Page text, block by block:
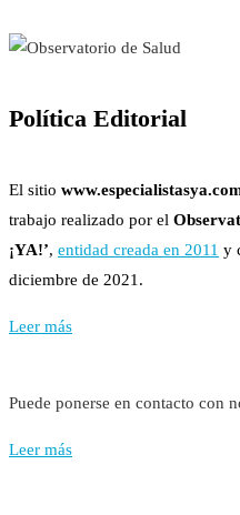
Política Editorial
El sitio
trabajo realizado por el
¡YA!’, entidad creada en 2011 y
diciembre de 2021.
Leer más
Puede ponerse en contacto con
Leer más